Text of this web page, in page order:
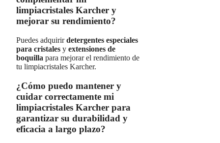
limpiacristales Karcher y
mejorar su rendimiento?
Puedes adquirirdetergentes especiales
para cristales y extensiones de
boquilla para mejorar el rendimiento de
tu limpiacristales Karcher.
¿Cómo puedo mantener y
cuidar correctamente mi
limpiacristales Karcher para
garantizar su durabilidad y
eficacia a largo plazo?